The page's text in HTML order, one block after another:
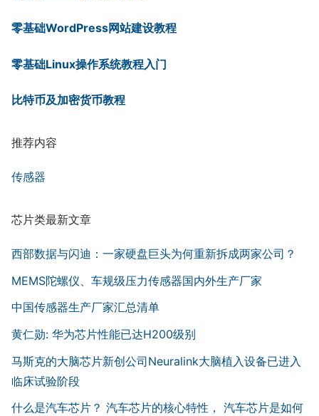
零基础WordPress网站建设教程
零基础Linux操作系统教程入门
比特币及加密货币教程
推荐内容
传感器
芯片类最新文章
西部数据与闪迪：一家硬盘巨头为何重新拆成两家公司？
MEMS陀螺仪、车规级压力传感器国内外生产厂家
中国传感器生产厂家汇总清单
黄仁勋: 华为芯片性能已达H200级别
马斯克的大脑芯片新创公司Neuralink大脑植入设备已进入
临床试验阶段
什么是汽车芯片？ 汽车芯片的核心特性， 汽车芯片是如何